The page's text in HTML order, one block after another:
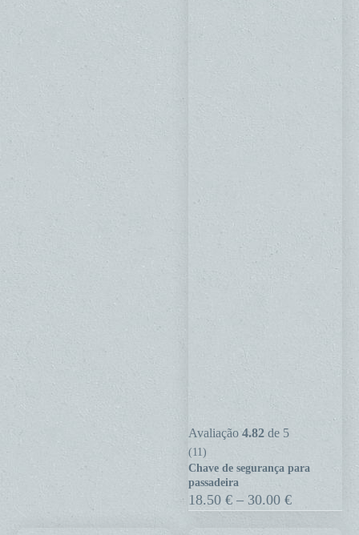
Chave
de
segurança
para
passadeira
Avaliação 4.82de 5
(11)
Chave de segurança para
passadeira
18.50 € – 30.00 €Price
range:
18.50 €